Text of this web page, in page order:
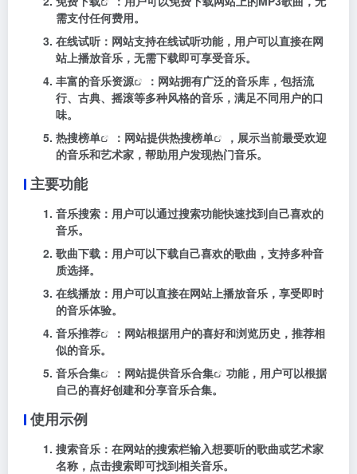
需支付任何费用。
在线试听 ：网站支持在线试听功能，用户可以直接在网
站上播放音乐，无需下载即可享受音乐。
丰富的音乐资源
：网站拥有广泛的音乐库，包括流
行、古典、摇滚等多种风格的音乐，满足不同用户的口
味。
热搜榜单
：网站提供热搜榜单
，展示当前最受欢迎
的音乐和艺术家，帮助用户发现热门音乐。
主要功能
音乐搜索 ：用户可以通过搜索功能快速找到自己喜欢的
音乐。
歌曲下载 ：用户可以下载自己喜欢的歌曲，支持多种音
质选择。
在线播放 ：用户可以直接在网站上播放音乐，享受即时
的音乐体验。
音乐推荐
：网站根据用户的喜好和浏览历史，推荐相
似的音乐。
音乐合集
：网站提供音乐合集
功能，用户可以根据
自己的喜好创建和分享音乐合集。
使用示例
搜索音乐 ：在网站的搜索栏输入想要听的歌曲或艺术家
名称，点击搜索即可找到相关音乐。